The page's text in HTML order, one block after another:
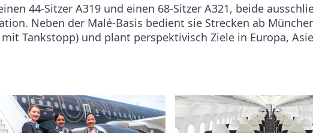
44-Sitzer A319 und einen 68‑Sitzer A321, beide
Neben der Malé-Basis bedient sie Strecken ab
Tankstopp) und plant perspektivisch Ziele in Europa,